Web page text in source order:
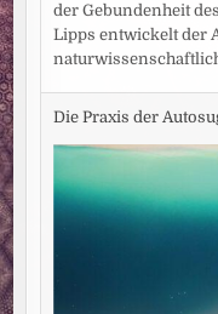
der Gebundenheit
Lipps entwickelt der
Die Praxis der